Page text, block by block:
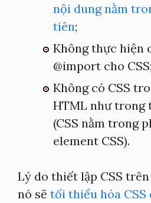
nội dung nằm
tiên;
Không thực hiện
@import cho CSS;
Không có CSS
HTML như trong
(CSS nằm trong
element CSS).
Lý do thiết lập CSS
nó sẽ tối thiểu hóa CSS